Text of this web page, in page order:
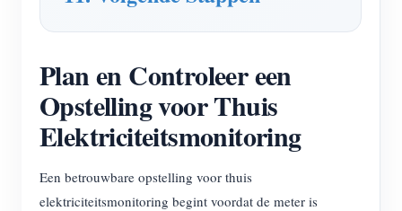
Plan en Controleer een
Opstelling voor Thuis
Elektriciteitsmonitoring
Een betrouwbare opstelling voor thuis
elektriciteitsmonitoring begint voordat de meter is